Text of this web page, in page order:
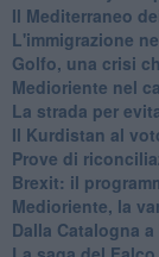
Il Mediterraneo
L'immigrazione
Golfo, una crisi
Medioriente nel
La strada per
Il Kurdistan al
Prove di
Brexit: il
Medioriente, la
Dalla Catalogna